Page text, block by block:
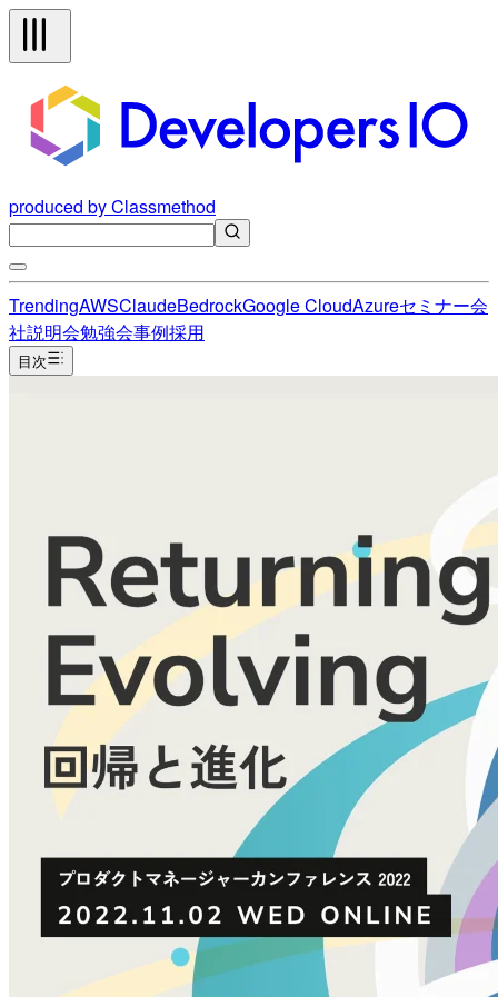
produced by Classmethod
TrendingAWSClaudeBedrockGoogle CloudAzureセミナー会
社説明会勉強会事例採用
目次